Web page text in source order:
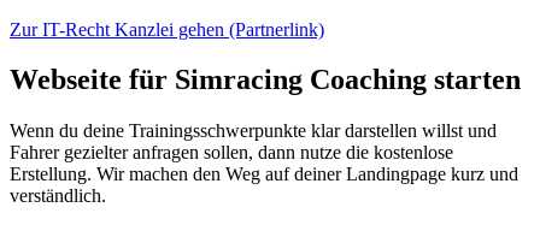
Zur IT-Recht Kanzlei gehen (Partnerlink)
Webseite für Simracing Coaching starten
Wenn du deine Trainingsschwerpunkte klar darstellen willst und
Fahrer gezielter anfragen sollen, dann nutze die kostenlose
Erstellung. Wir machen den Weg auf deiner Landingpage kurz und
verständlich.